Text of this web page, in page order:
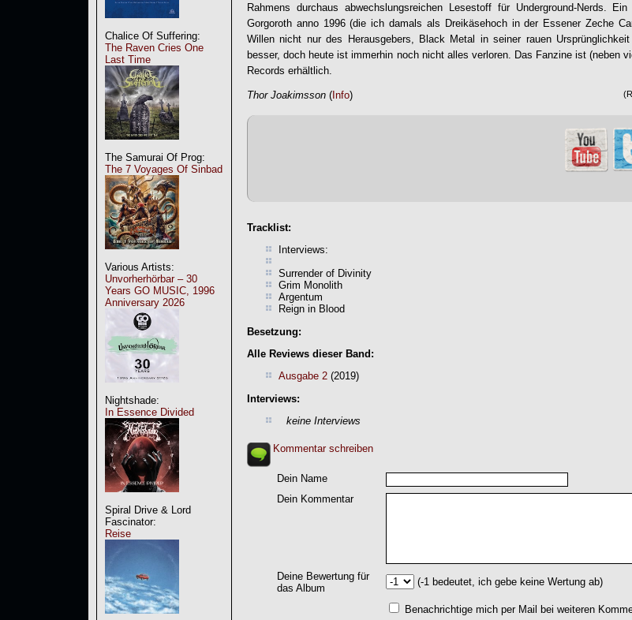
Chalice Of Suffering:
The Raven Cries One
Last Time
The Samurai Of Prog:
The 7 Voyages Of Sinbad
Various Artists:
Unvorherhörbar – 30
Years GO MUSIC, 1996
Anniversary 2026
Nightshade:
In Essence Divided
Spiral Drive & Lord
Fascinator:
Reise
Rahmens durchaus abwechslungsreichen Lesestoff für Underground-Nerds.
Gorgoroth anno 1996 (die ich damals als Dreikäsehoch in der Essener Zeche
Willen nicht nur des Herausgebers, Black Metal in seiner rauen
besser, doch heute ist immerhin noch nicht alles verloren. Das Fanzine ist (neben
Records erhältlich.
Thor Joakimsson ( Info)
Tracklist:
Interviews:
Surrender of Divinity
Grim Monolith
Argentum
Reign in Blood
Besetzung:
Alle Reviews dieser Band:
Ausgabe 2 (2019)
Interviews:
keine Interviews
Kommentar schreiben
Dein Name
Dein Kommentar
Deine Bewertung für
das Album
(-1 bedeutet, ich gebe keine Wertung ab)
Benachrichtige mich per Mail bei weiteren